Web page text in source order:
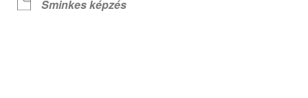
Sminkes képzés